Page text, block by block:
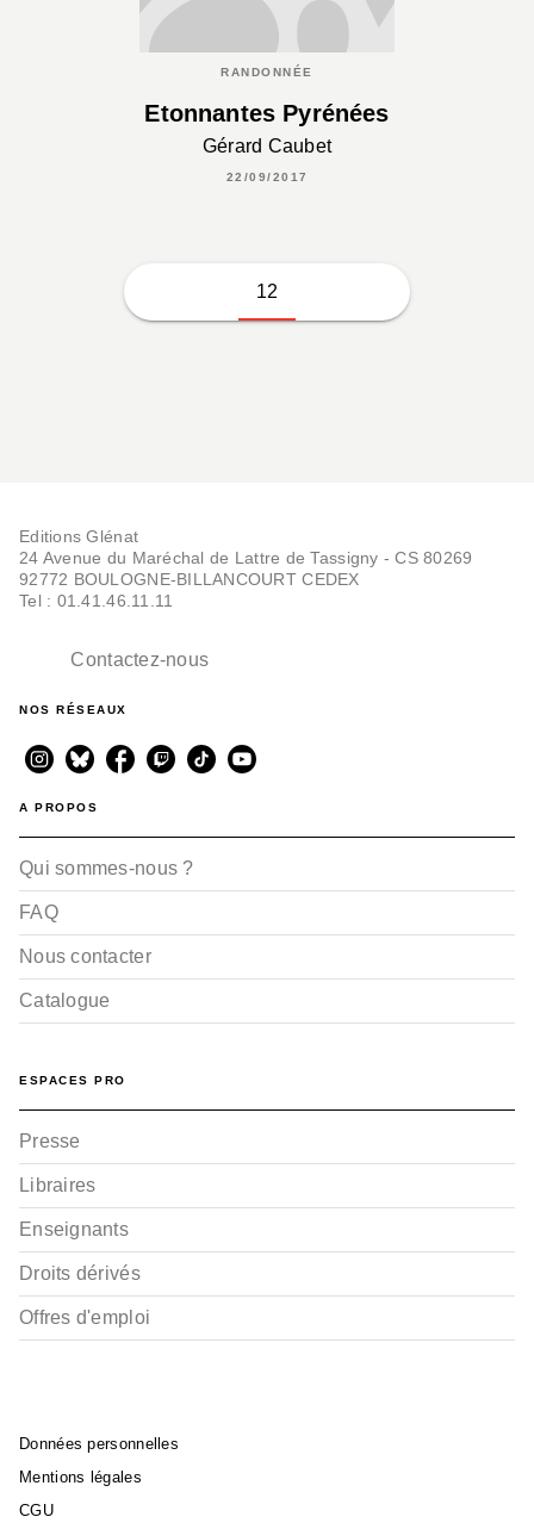
RANDONNÉE
Etonnantes Pyrénées
Gérard Caubet
22/09/2017
12
Editions Glénat
24 Avenue du Maréchal de Lattre de Tassigny - CS 80269
92772 BOULOGNE-BILLANCOURT CEDEX
Tel : 01.41.46.11.11
Contactez-nous
NOS RÉSEAUX
A PROPOS
Qui sommes-nous ?
FAQ
Nous contacter
Catalogue
ESPACES PRO
Presse
Libraires
Enseignants
Droits dérivés
Offres d'emploi
Données personnelles
Mentions légales
CGU